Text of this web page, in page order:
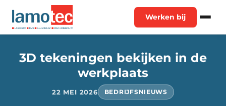
Werken bij
3D tekeningen bekijken in de
werkplaats
22 MEI 2026 BEDRIJFSNIEUWS